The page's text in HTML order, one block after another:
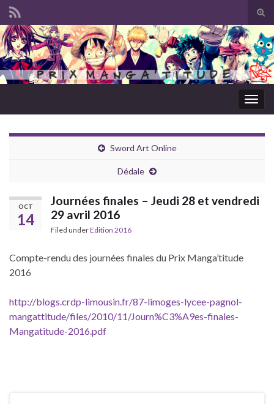
Search for:
Sword Art Online
Dédale
OCT
14
Journées finales – Jeudi 28 et vendredi
29 avril 2016
Filed underEdition 2016
Compte-rendu des journées finales du Prix Manga’titude
2016
http://blogs.crdp-limousin.fr/87-limoges-lycee-pagnol-
mangattitude/files/2010/11/Journ%C3%A9es-finales-
Mangatitude-2016.pdf